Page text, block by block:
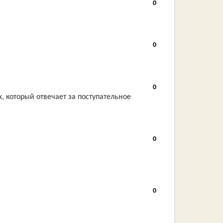
0
0
0
отвечает за поступательное
0
0